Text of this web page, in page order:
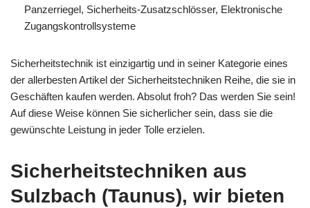
Panzerriegel, Sicherheits-Zusatzschlösser, Elektronische
Zugangskontrollsysteme
Sicherheitstechnik ist einzigartig und in seiner Kategorie eines
der allerbesten Artikel der Sicherheitstechniken Reihe, die sie in
Geschäften kaufen werden. Absolut froh? Das werden Sie sein!
Auf diese Weise können Sie sicherlicher sein, dass sie die
gewünschte Leistung in jeder Tolle erzielen.
Sicherheitstechniken aus
Sulzbach (Taunus), wir bieten